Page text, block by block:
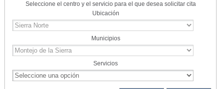
Seleccione el centro y el servicio para el que desea solicitar cita
Ubicación
Municipios
Servicios